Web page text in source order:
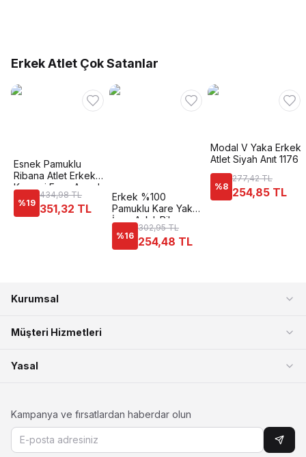
Erkek Atlet Çok Satanlar
Esnek Pamuklu
Ribana Atlet Erkek
Korsesi Form Angel
6012
%19
434,98 TL
351,32 TL
Erkek %100
Pamuklu Kare Yaka
İnce Askılı Ribana
Esnek Rahat Atlet
Özkan 12458
%16
302,95 TL
254,48 TL
Modal V Yaka Erkek
Atlet Siyah Anıt 1176
%8
277,42 TL
254,85 TL
Kurumsal
Müşteri Hizmetleri
Yasal
Kampanya ve fırsatlardan haberdar olun